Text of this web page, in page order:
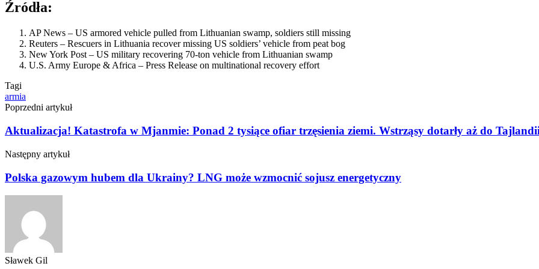
Źródła:
AP News – US armored vehicle pulled from Lithuanian swamp, soldiers still missing
Reuters – Rescuers in Lithuania recover missing US soldiers’ vehicle from peat bog
New York Post – US military recovering 70-ton vehicle from Lithuanian swamp
U.S. Army Europe & Africa – Press Release on multinational recovery effort
Tagi
armia
Poprzedni artykuł
Aktualizacja! Katastrofa w Mjanmie: Ponad 2 tysiące ofiar trzęsienia ziemi. Wstrząsy dotarły aż do
Następny artykuł
Polska gazowym hubem dla Ukrainy? LNG może wzmocnić sojusz energetyczny
Sławek Gil